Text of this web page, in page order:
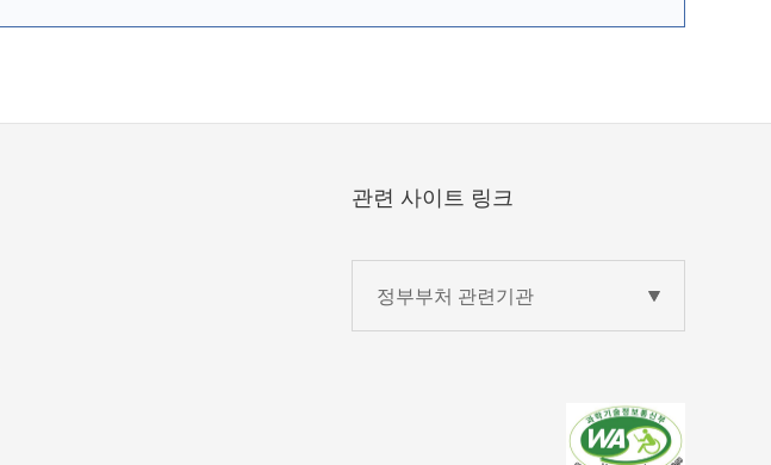
관련 사이트 링크
정부부처 관련기관